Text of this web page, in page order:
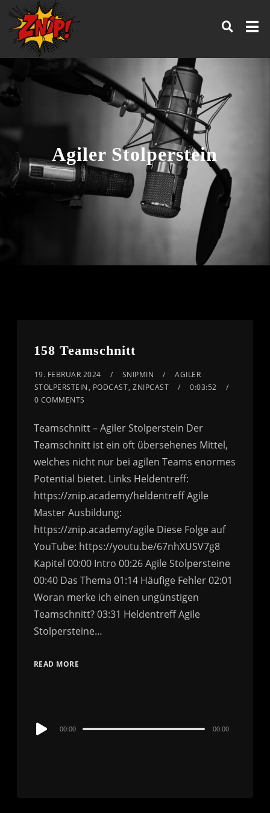
Agiler Stolperstein
158 Teamschnitt
19. FEBRUAR 2024 SNIPMIN
AGILER
STOLPERSTEIN , PODCAST,ZNIPCAST
0:03:52
0 COMMENTS
Teamschnitt – Agiler Stolperstein Der
Teamschnitt ist ein oft übersehenes Mittel,
welches nicht nur bei agilen Teams enormes
Potential bietet. Links Heldentreff:
https://znip.academy/heldentreff Agile
Master Ausbildung:
https://znip.academy/agile Diese Folge auf
YouTube: https://youtu.be/67nhXUSV7g8
Kapitel 00:00 Intro 00:26 Agile Stolpersteine
00:40 Das Thema 01:14 Häufige Fehler 02:01
Woran merke ich einen ungünstigen
Teamschnitt? 03:31 Heldentreff Agile
Stolpersteine…
READ MORE
Audio
00:00 00:00